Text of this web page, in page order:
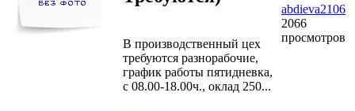
В производственный цех
требуются разнорабочие,
график работы пятидневка,
с 08.00-18.00ч., оклад 250...
abdieva2106
2066
просмотров